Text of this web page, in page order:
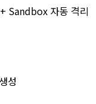
Sandbox 자동 격리
성